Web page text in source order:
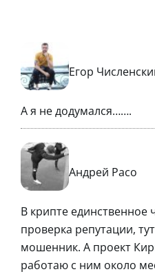
Егор
А я не додумался…….
Андрей Расо
В крипте единственное
проверка репутации,
мошенник. А проект
работаю с ним около